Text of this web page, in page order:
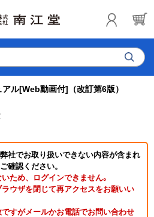
ル[Web動画付]（改訂第6版）
社でお取り扱いできない内容が含まれ
確認ください。
ため、ログインできません｡
ウザを閉じて再アクセスをお願いい
すがメールかお電話でお問い合わせ